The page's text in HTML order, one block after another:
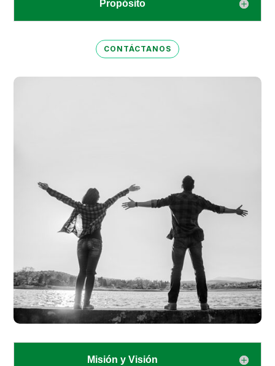
Propósito
CONTÁCTANOS
Misión y Visión